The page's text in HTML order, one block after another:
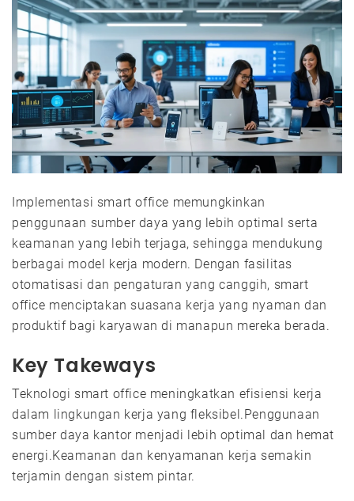
Implementasi smart office memungkinkan
penggunaan sumber daya yang lebih optimal serta
keamanan yang lebih terjaga, sehingga mendukung
berbagai model kerja modern. Dengan fasilitas
otomatisasi dan pengaturan yang canggih, smart
office menciptakan suasana kerja yang nyaman dan
produktif bagi karyawan di manapun mereka berada.
Key Takeways
Teknologi smart office meningkatkan efisiensi kerja
dalam lingkungan kerja yang fleksibel.Penggunaan
sumber daya kantor menjadi lebih optimal dan hemat
energi.Keamanan dan kenyamanan kerja semakin
terjamin dengan sistem pintar.